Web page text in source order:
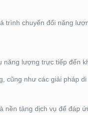
trình chuyển đổi năng
lượng trực tiếp đến
cũng như các giải pháp
tảng dịch vụ để đáp